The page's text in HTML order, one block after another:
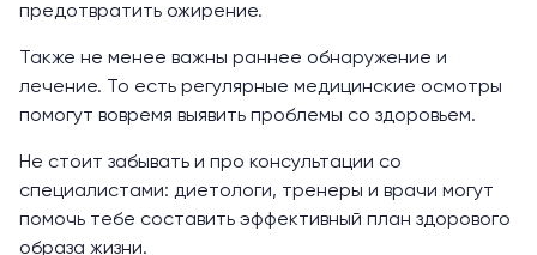
предотвратить ожирение.
Также не менее важны раннее обнаружение и
лечение. То есть регулярные медицинские осмотры
помогут вовремя выявить проблемы со здоровьем.
Не стоит забывать и про консультации со
специалистами: диетологи, тренеры и врачи могут
помочь тебе составить эффективный план здорового
образа жизни.